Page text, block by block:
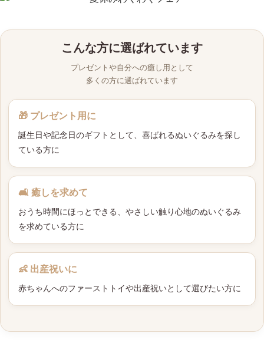
こんな方に選ばれています
プレゼントや自分への癒し用として
多くの方に選ばれています
🎁 プレゼント用に
誕生日や記念日のギフトとして、喜ばれるぬいぐるみを探し
ている方に
🛋 癒しを求めて
おうち時間にほっとできる、やさしい触り心地のぬいぐるみ
を求めている方に
👶 出産祝いに
赤ちゃんへのファーストトイや出産祝いとして選びたい方に